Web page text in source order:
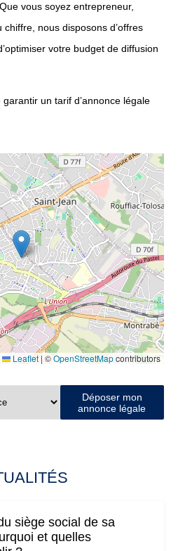
vous soyez entrepreneur,
nous disposons d’offres
votre budget de diffusion
un tarif d’annonce légale
Leaflet | ©OpenStreetMapcontributors
Déposer mon
annonce légale
siège social de sa
et quelles